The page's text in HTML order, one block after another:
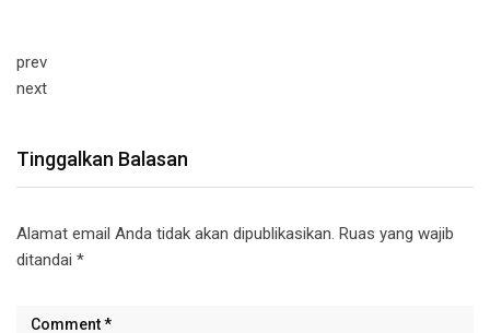
prev
next
Tinggalkan Balasan
Alamat email Anda tidak akan dipublikasikan. Ruas yang wajib
ditandai *